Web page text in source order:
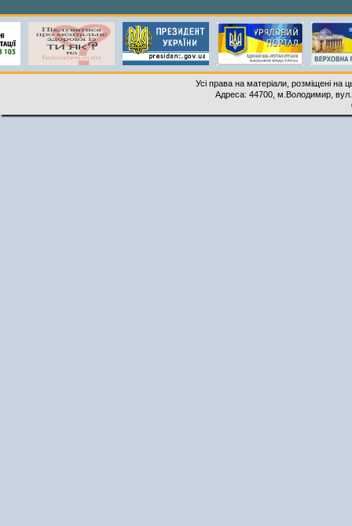
Усі права на матеріали, розміщені на
Адреса: 44700, м.Володимир,